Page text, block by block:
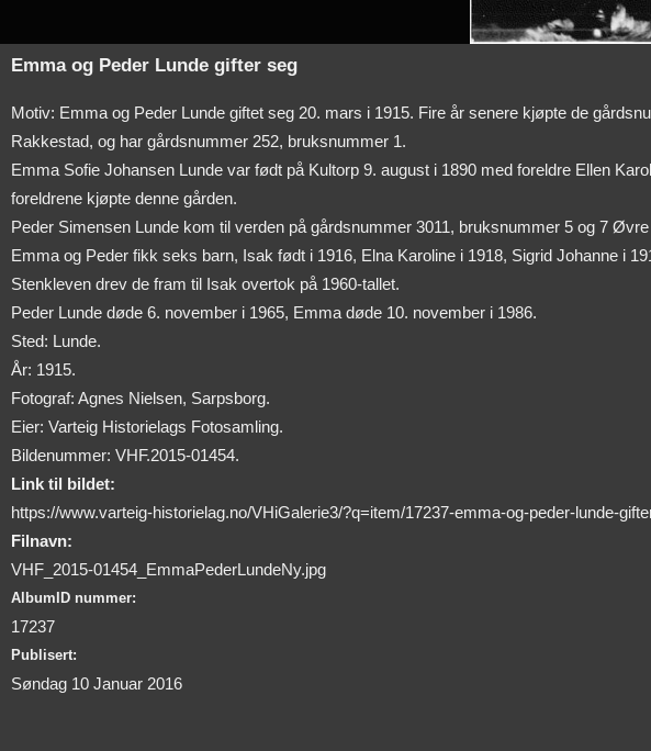
Emma og Peder Lunde gifter seg
Motiv: Emma og Peder Lunde giftet seg 20. mars i 1915. Fire år senere kjøpte de
Rakkestad, og har gårdsnummer 252, bruksnummer 1.
Emma Sofie Johansen Lunde var født på Kultorp 9. august i 1890 med foreldre Ellen
foreldrene kjøpte denne gården.
Peder Simensen Lunde kom til verden på gårdsnummer 3011, bruksnummer 5 og 7
Emma og Peder fikk seks barn, Isak født i 1916, Elna Karoline i 1918, Sigrid Johanne i
Stenkleven drev de fram til Isak overtok på 1960-tallet.
Peder Lunde døde 6. november i 1965, Emma døde 10. november i 1986.
Sted: Lunde.
År: 1915.
Fotograf: Agnes Nielsen, Sarpsborg.
Eier: Varteig Historielags Fotosamling.
Bildenummer: VHF.2015-01454.
Link til bildet:
https://www.varteig-historielag.no/VHiGalerie3/?q=item/17237-emma-og-peder-lunde-
Filnavn:
VHF_2015-01454_EmmaPederLundeNy.jpg
AlbumID nummer:
17237
Publisert:
Søndag 10 Januar 2016